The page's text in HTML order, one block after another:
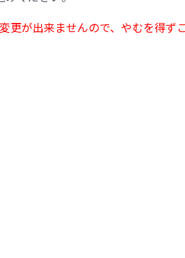
更が出来ませんので、やむを得ず